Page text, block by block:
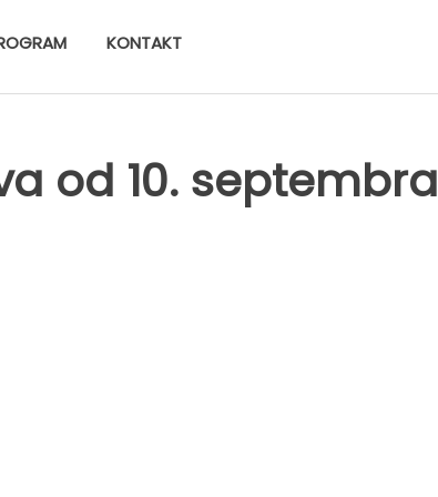
KONTAKT
od 10. septembra